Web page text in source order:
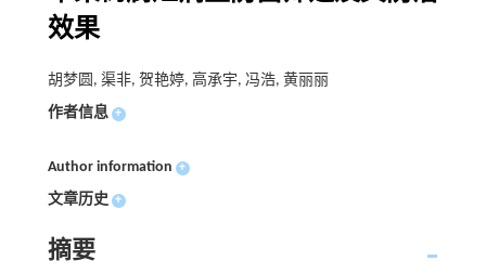
效果
胡梦圆, 渠非, 贺艳婷, 高承宇, 冯浩, 黄丽丽
作者信息 +
Author information +
文章历史 +
摘要